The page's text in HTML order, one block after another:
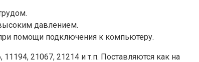
давлением.
помощи подключения к компьютеру.
21067, 21214 и т.п. Поставляются как на